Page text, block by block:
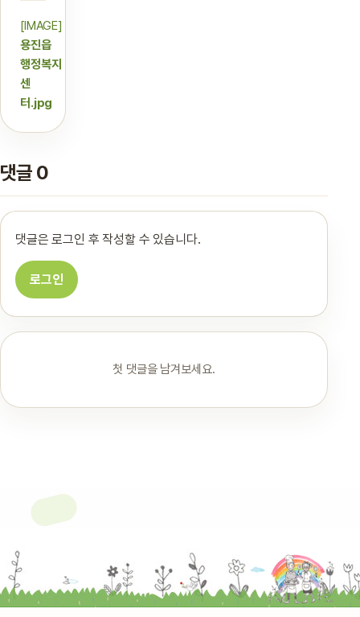
[IMAGE]
용진읍
행정복지
센
터.jpg
댓글 0
댓글은 로그인 후 작성할 수 있습니다.
로그인
첫 댓글을 남겨보세요.